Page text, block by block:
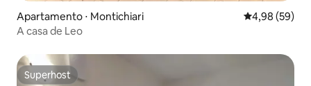
Apartamento ⋅ Montichiari 4,98 de uma
4,98 (59)
A casa de Leo
Superhost
Superhost